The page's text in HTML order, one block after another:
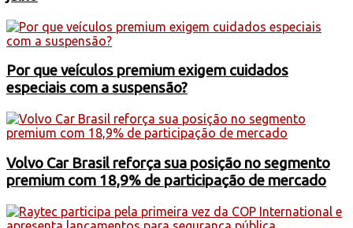
Por que veículos premium exigem cuidados
especiais com a suspensão?
Volvo Car Brasil reforça sua posição no segmento
premium com 18,9% de participação de mercado